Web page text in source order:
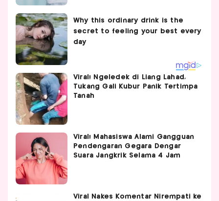
Viral! Ngeledek di Liang Lahad,
Tukang Gali Kubur Panik Tertimpa
Tanah
Viral! Mahasiswa Alami Gangguan
Pendengaran Gegara Dengar
Suara Jangkrik Selama 4 Jam
Viral Nakes Komentar Nirempati ke